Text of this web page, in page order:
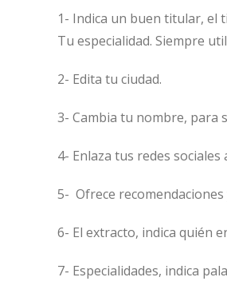
1- Indica un buen titular, el
Tu especialidad. Siempre
2- Edita tu ciudad.
3- Cambia tu nombre, para
4- Enlaza tus redes
5- Ofrece
6- El extracto, indica quién
7- Especialidades, indica